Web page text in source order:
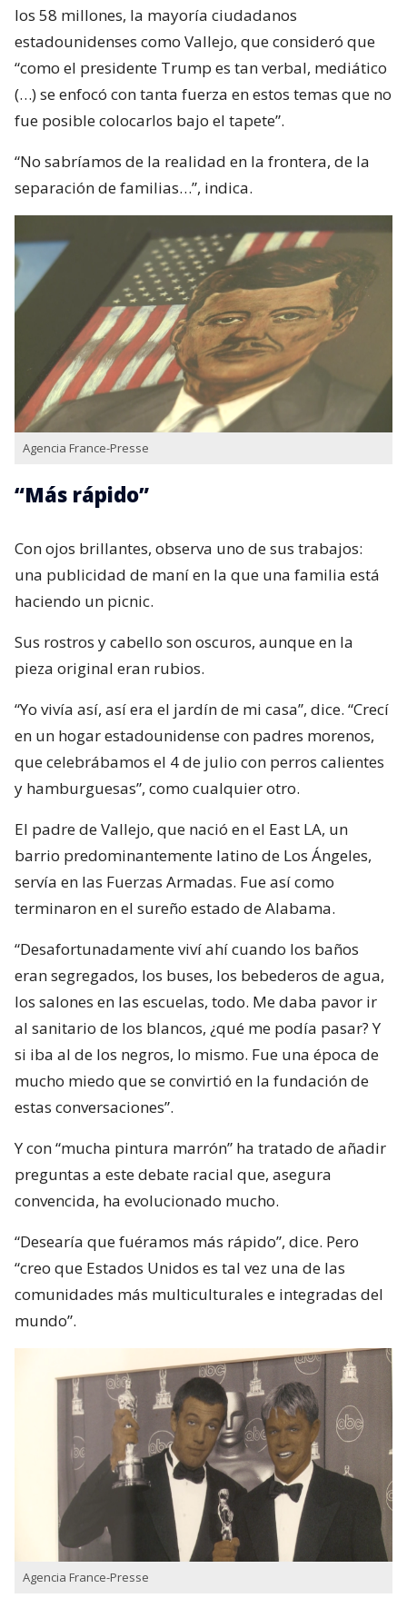
los 58 millones, la mayoría ciudadanos
estadounidenses como Vallejo, que consideró que
“como el presidente Trump es tan verbal, mediático
(…) se enfocó con tanta fuerza en estos temas que no
fue posible colocarlos bajo el tapete”.
“No sabríamos de la realidad en la frontera, de la
separación de familias…”, indica.
Agencia France-Presse
“Más rápido”
Con ojos brillantes, observa uno de sus trabajos:
una publicidad de maní en la que una familia está
haciendo un picnic.
Sus rostros y cabello son oscuros, aunque en la
pieza original eran rubios.
“Yo vivía así, así era el jardín de mi casa”, dice. “Crecí
en un hogar estadounidense con padres morenos,
que celebrábamos el 4 de julio con perros calientes
y hamburguesas”, como cualquier otro.
El padre de Vallejo, que nació en el East LA, un
barrio predominantemente latino de Los Ángeles,
servía en las Fuerzas Armadas. Fue así como
terminaron en el sureño estado de Alabama.
“Desafortunadamente viví ahí cuando los baños
eran segregados, los buses, los bebederos de agua,
los salones en las escuelas, todo. Me daba pavor ir
al sanitario de los blancos, ¿qué me podía pasar? Y
si iba al de los negros, lo mismo. Fue una época de
mucho miedo que se convirtió en la fundación de
estas conversaciones”.
Y con “mucha pintura marrón” ha tratado de añadir
preguntas a este debate racial que, asegura
convencida, ha evolucionado mucho.
“Desearía que fuéramos más rápido”, dice. Pero
“creo que Estados Unidos es tal vez una de las
comunidades más multiculturales e integradas del
mundo”.
Agencia France-Presse